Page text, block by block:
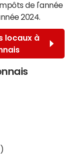
de l'année
2024.
locaux à